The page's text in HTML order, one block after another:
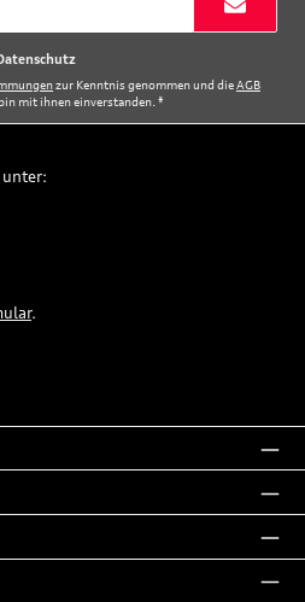
zur Kenntnis genommen und dieAGB
mit ihnen einverstanden.*
.